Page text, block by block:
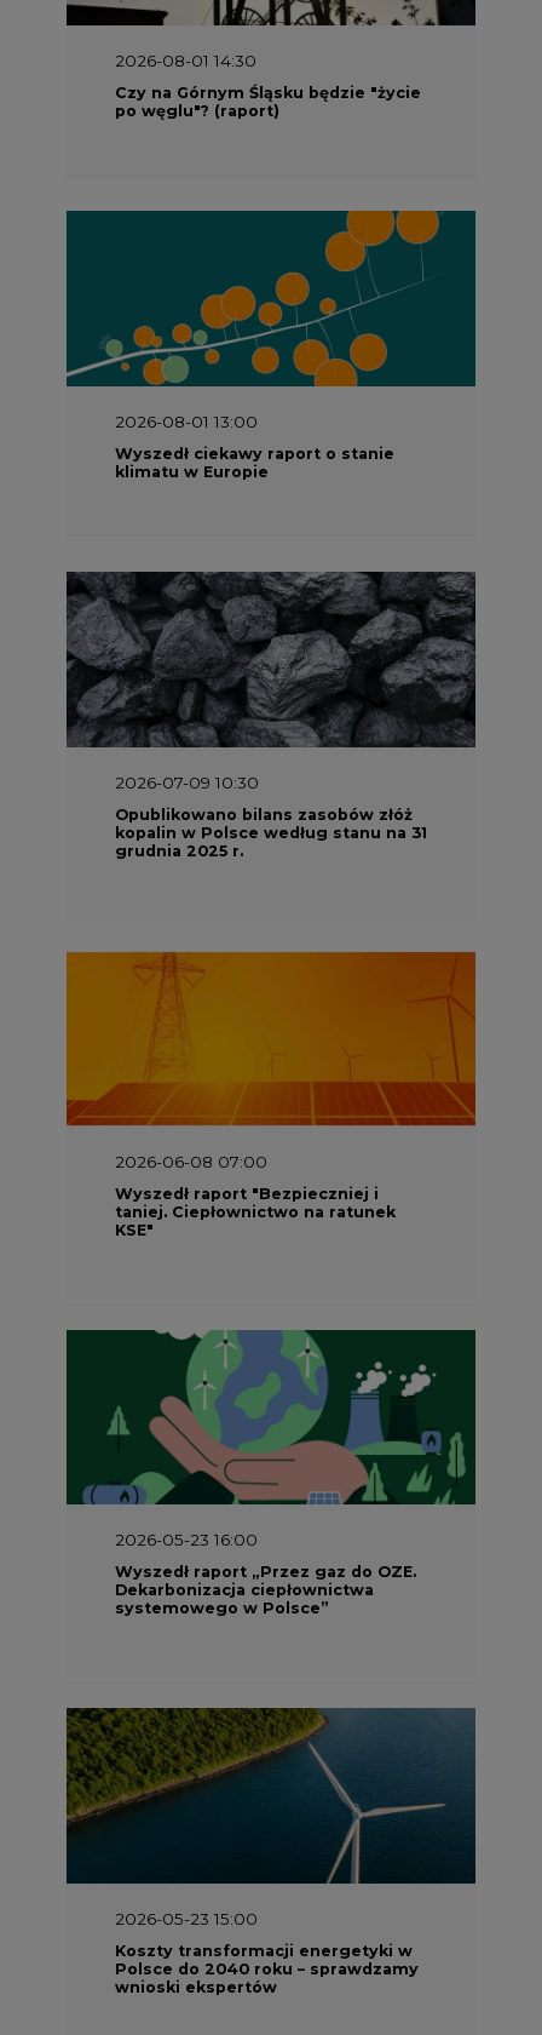
2026-08-01 14:30
Czy na Górnym Śląsku będzie "życie
po węglu"? (raport)
2026-08-01 13:00
Wyszedł ciekawy raport o stanie
klimatu w Europie
2026-07-09 10:30
Opublikowano bilans zasobów złóż
kopalin w Polsce według stanu na 31
grudnia 2025 r.
2026-06-08 07:00
Wyszedł raport "Bezpieczniej i
taniej. Ciepłownictwo na ratunek
KSE"
2026-05-23 16:00
Wyszedł raport „Przez gaz do OZE.
Dekarbonizacja ciepłownictwa
systemowego w Polsce”
2026-05-23 15:00
Koszty transformacji energetyki w
Polsce do 2040 roku – sprawdzamy
wnioski ekspertów